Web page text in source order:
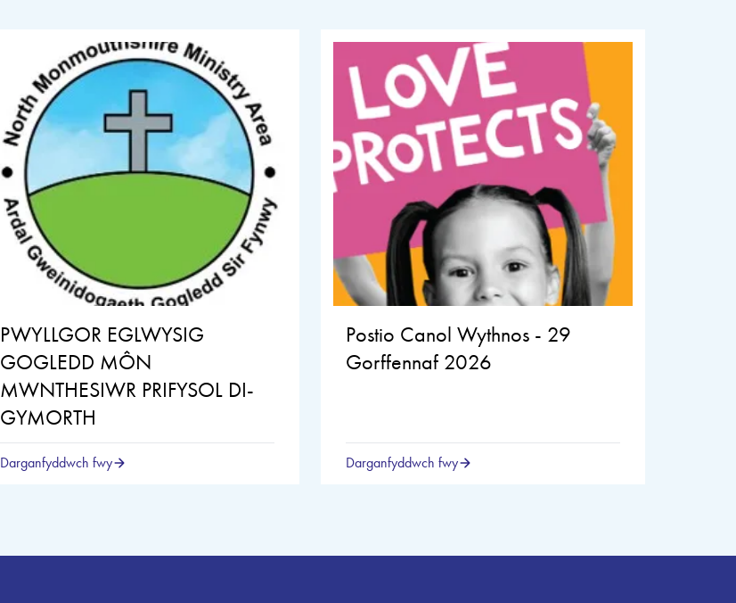
PWYLLGOR EGLWYSIG
GOGLEDD MÔN
MWNTHESIWR PRIFYSOL DI-
GYMORTH
Darganfyddwch fwy
Postio Canol Wythnos - 29
Gorffennaf 2026
Darganfyddwch fwy